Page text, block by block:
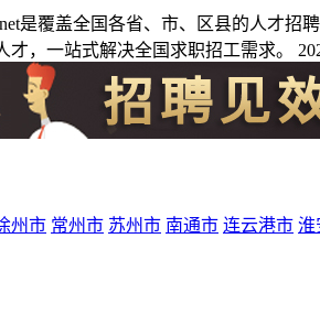
是覆盖全国各省、市、区县的人才
才，一站式解决全国求职招工需求。
州市 常州市 苏州市 南通市 连云港市 淮